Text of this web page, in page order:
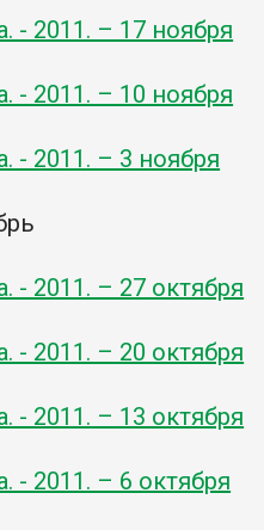
- 2011. – 17 ноября
- 2011. – 10 ноября
- 2011. – 3 ноября
- 2011. – 27 октября
- 2011. – 20 октября
- 2011. – 13 октября
- 2011. – 6 октября